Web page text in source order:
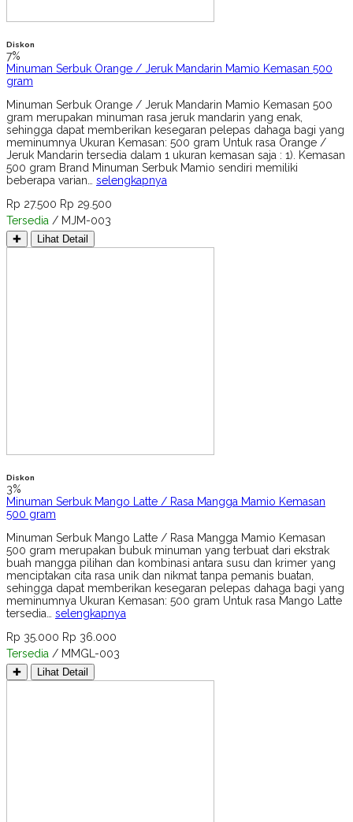
Diskon
7%
Minuman Serbuk Orange / Jeruk Mandarin Mamio Kemasan 500
gram
Minuman Serbuk Orange / Jeruk Mandarin Mamio Kemasan 500
gram merupakan minuman rasa jeruk mandarin yang enak,
sehingga dapat memberikan kesegaran pelepas dahaga bagi yang
meminumnya Ukuran Kemasan: 500 gram Untuk rasa Orange /
Jeruk Mandarin tersedia dalam 1 ukuran kemasan saja : 1). Kemasan
500 gram Brand Minuman Serbuk Mamio sendiri memiliki
beberapa varian… selengkapnya
Rp 27.500 Rp 29.500
Tersedia / MJM-003
✚ Lihat Detail
Diskon
3%
Minuman Serbuk Mango Latte / Rasa Mangga Mamio Kemasan
500 gram
Minuman Serbuk Mango Latte / Rasa Mangga Mamio Kemasan
500 gram merupakan bubuk minuman yang terbuat dari ekstrak
buah mangga pilihan dan kombinasi antara susu dan krimer yang
menciptakan cita rasa unik dan nikmat tanpa pemanis buatan,
sehingga dapat memberikan kesegaran pelepas dahaga bagi yang
meminumnya Ukuran Kemasan: 500 gram Untuk rasa Mango Latte
tersedia… selengkapnya
Rp 35.000 Rp 36.000
Tersedia / MMGL-003
✚ Lihat Detail